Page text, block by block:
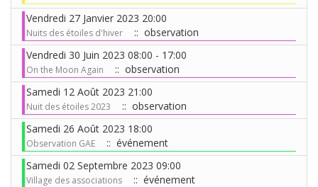
Vendredi 27 Janvier 2023 20:00
Nuits des étoiles d'hiver
:: observation
Vendredi 30 Juin 2023 08:00 - 17:00
On the Moon Again
:: observation
Samedi 12 Août 2023 21:00
Nuit des étoiles 2023
:: observation
Samedi 26 Août 2023 18:00
Observation GAE
:: événement
Samedi 02 Septembre 2023 09:00
Village des associations
:: événement